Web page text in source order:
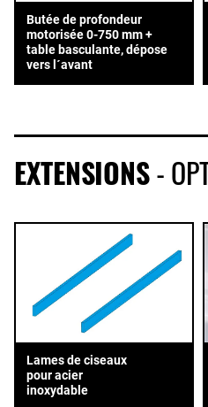
Butée de profondeur
motorisée 0-750 mm +
table basculante, dépose
vers l´avant
EXTENSIONS-
Lames de ciseaux
pour acier
inoxydable